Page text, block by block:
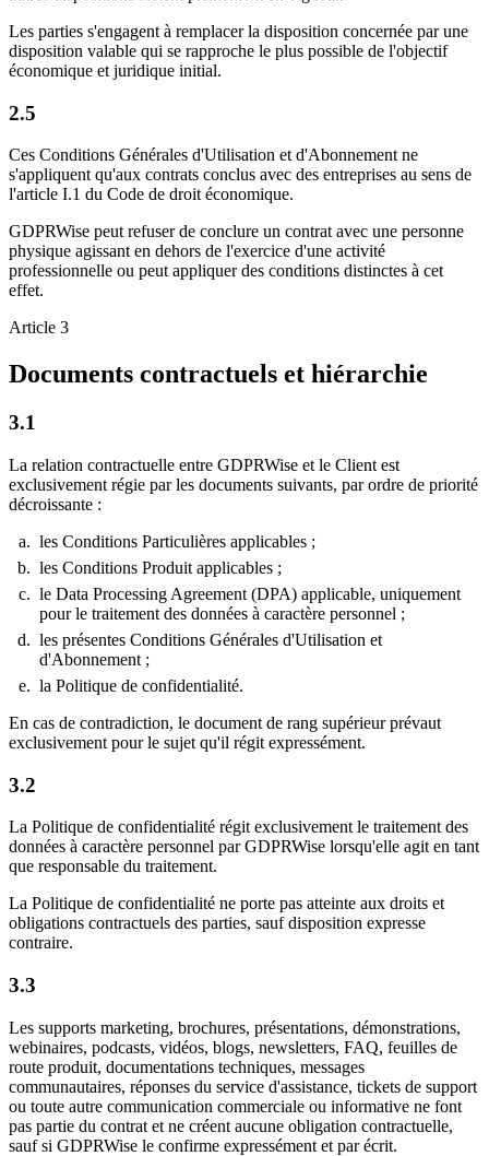
Les parties s'engagent à remplacer la disposition concernée par une
disposition valable qui se rapproche le plus possible de l'objectif
économique et juridique initial.
2.5
Ces Conditions Générales d'Utilisation et d'Abonnement ne
s'appliquent qu'aux contrats conclus avec des entreprises au sens de
l'article I.1 du Code de droit économique.
GDPRWise peut refuser de conclure un contrat avec une personne
physique agissant en dehors de l'exercice d'une activité
professionnelle ou peut appliquer des conditions distinctes à cet
effet.
Article 3
Documents contractuels et hiérarchie
3.1
La relation contractuelle entre GDPRWise et le Client est
exclusivement régie par les documents suivants, par ordre de priorité
décroissante :
les Conditions Particulières applicables ;
les Conditions Produit applicables ;
le Data Processing Agreement (DPA) applicable, uniquement
pour le traitement des données à caractère personnel ;
les présentes Conditions Générales d'Utilisation et
d'Abonnement ;
la Politique de confidentialité.
En cas de contradiction, le document de rang supérieur prévaut
exclusivement pour le sujet qu'il régit expressément.
3.2
La Politique de confidentialité régit exclusivement le traitement des
données à caractère personnel par GDPRWise lorsqu'elle agit en tant
que responsable du traitement.
La Politique de confidentialité ne porte pas atteinte aux droits et
obligations contractuels des parties, sauf disposition expresse
contraire.
3.3
Les supports marketing, brochures, présentations, démonstrations,
webinaires, podcasts, vidéos, blogs, newsletters, FAQ, feuilles de
route produit, documentations techniques, messages
communautaires, réponses du service d'assistance, tickets de support
ou toute autre communication commerciale ou informative ne font
pas partie du contrat et ne créent aucune obligation contractuelle,
sauf si GDPRWise le confirme expressément et par écrit.